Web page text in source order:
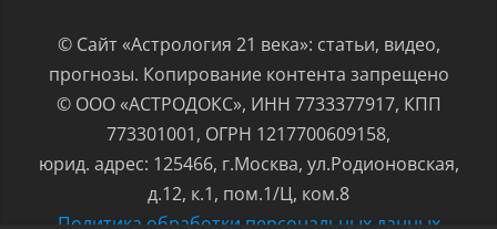
© Сайт «Астрология 21 века»: статьи, видео,
прогнозы. Копирование контента запрещено
© ООО «АСТРОДОКС», ИНН 7733377917, КПП
773301001, ОГРН 1217700609158,
юрид. адрес: 125466, г.Москва, ул.Родионовская,
д.12, к.1, пом.1/Ц, ком.8
Политика обработки персональных данных